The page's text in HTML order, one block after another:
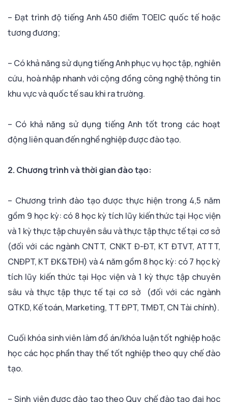
– Đạt trình độ tiếng Anh 450 điểm TOEIC quốc tế hoặc
tương đương;
– Có khả năng sử dụng tiếng Anh phục vụ học tập, nghiên
cứu, hoà nhập nhanh với cộng đồng công nghệ thông tin
khu vực và quốc tế sau khi ra trường.
– Có khả năng sử dụng tiếng Anh tốt trong các hoạt
động liên quan đến nghề nghiệp được đào tạo.
2. Chương trình và thời gian đào tạo:
– Chương trình đào tạo được thực hiện trong 4,5 năm
gồm 9 học kỳ: có 8 học kỳ tích lũy kiến thức tại Học viện
và 1 kỳ thực tập chuyên sâu và thực tập thực tế tại cơ sở
(đối với các ngành CNTT, CNKT Đ-ĐT, KT ĐTVT, ATTT,
CNĐPT, KT ĐK&TĐH) và 4 năm gồm 8 học kỳ: có 7 học kỳ
tích lũy kiến thức tại Học viện và 1 kỳ thực tập chuyên
sâu và thực tập thực tế tại cơ sở (đối với các ngành
QTKD, Kế toán, Marketing, TT ĐPT, TMĐT, CN Tài chính).
Cuối khóa sinh viên làm đồ án/khóa luận tốt nghiệp hoặc
học các học phần thay thế tốt nghiệp theo quy chế đào
tạo.
– Sinh viên được đào tạo theo Quy chế đào tạo đại học